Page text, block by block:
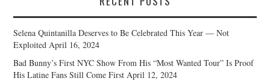
Selena Quintanilla Deserves to Be Celebrated This Year — Not
Exploited April 16, 2024
Bad Bunny’s First NYC Show From His “Most Wanted Tour” Is Proof
His Latine Fans Still Come First April 12, 2024